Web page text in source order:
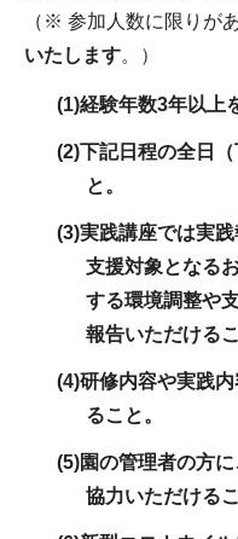
（※ 参加人数に限りが
いたします。）
(1)経験年数3年以上
(2)下記日程の全日
と。
(3)実践講座では実
支援対象となる
する環境調整や
報告いただけるこ
(4)研修内容や実践
ること。
(5)園の管理者の方
協力いただけるこ